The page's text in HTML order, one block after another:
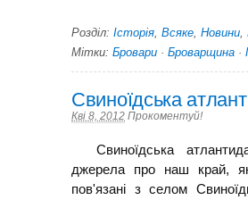
Розділ: Історія Всяке Новини
Мітки: Бровари · Броварщина ·
Свиноїдська
Кві 8, 2012 Прокоментуй!
Свиноїдська атлантида
джерела про наш край,
пов'язані з селом